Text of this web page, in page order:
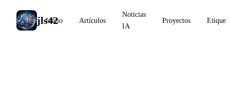
jls42
Inicio Artículos
Noticias
IA
Proyectos